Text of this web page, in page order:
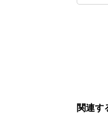
関連す